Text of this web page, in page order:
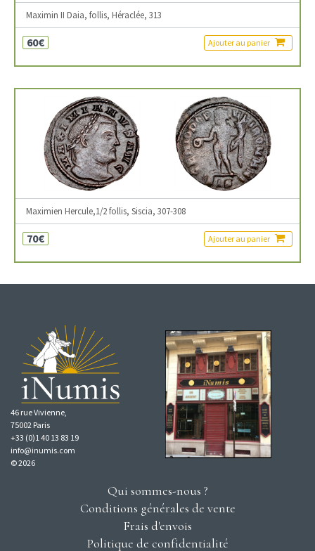
Maximin II Daia, follis, Héraclée, 313
60€ Ajouter au panier
Maximien Hercule,1/2 follis, Siscia, 307-308
70€ Ajouter au panier
46 rue Vivienne,
75002 Paris
+33 (0)1 40 13 83 19
info@inumis.com
© 2026
Qui sommes-nous ?
Conditions générales de vente
Frais d'envois
Politique de confidentialité